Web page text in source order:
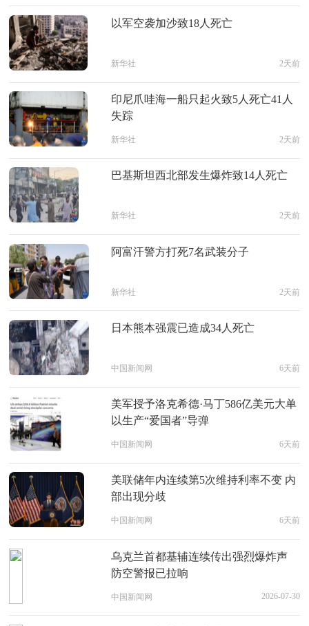
以军空袭加沙致18人死亡
新华社 2天前
印尼爪哇海一船只起火致5人死亡41人
失踪
新华社 2天前
巴基斯坦西北部发生爆炸致14人死亡
新华社 2天前
阿富汗警方打死7名武装分子
新华社 2天前
日本熊本强震已造成34人死亡
中国新闻网 6天前
美军授予洛克希德·马丁586亿美元大单
以生产“爱国者”导弹
中国新闻网 6天前
美联储年内连续第5次维持利率不变 内
部出现分歧
中国新闻网 6天前
乌克兰首都基辅连续传出强烈爆炸声
防空警报已拉响
中国新闻网 2026-07-30